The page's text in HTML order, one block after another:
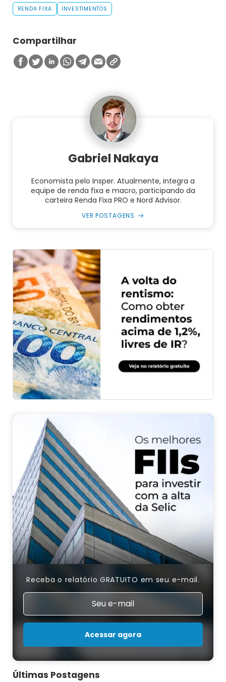
RENDA FIXA INVESTIMENTOS
Compartilhar
Gabriel Nakaya
Economista pelo Insper. Atualmente, integra a
equipe de renda fixa e macro, participando da
carteira Renda Fixa PRO e Nord Advisor.
VER POSTAGENS
Receba o relatório GRATUITO em seu e-mail.
Acessar agora
Últimas Postagens